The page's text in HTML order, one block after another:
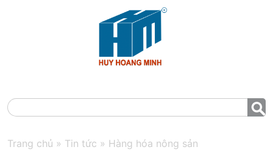
Trang chủ » Tin tức » Hàng hóa nông sản